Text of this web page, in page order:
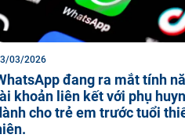
03/2026
đang ra mắt tính
khoản liên kết với phụ
cho trẻ em trước tuổi